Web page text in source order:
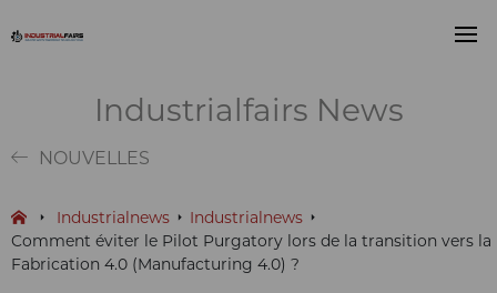
Industrialfairs News
NOUVELLES
Industrialnews
Industrialnews
Comment éviter le Pilot Purgatory lors de la transition vers la
Fabrication 4.0 (Manufacturing 4.0) ?